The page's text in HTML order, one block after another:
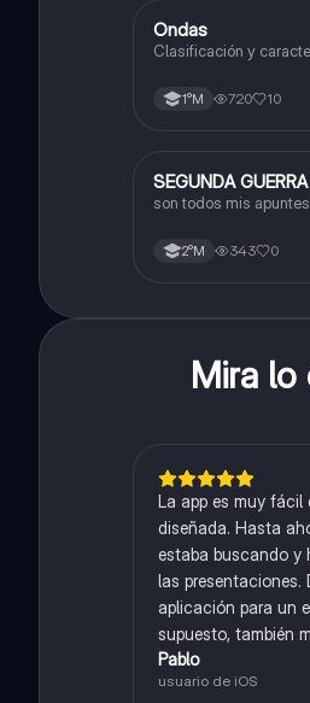
Física
Ondas
Clasificación y
1°M 720 10
Historia
SEGUNDA
son todos mis
2°M 343 0
Mira
La app es muy fácil
diseñada. Hasta
estaba buscando y
las presentaciones.
aplicación para un
supuesto, también
Pablo
usuario de iOS